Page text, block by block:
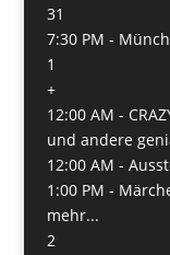
31
7:30 PM -
1
+
12:00 AM -
und andere
12:00 AM -
1:00 PM -
mehr...
2